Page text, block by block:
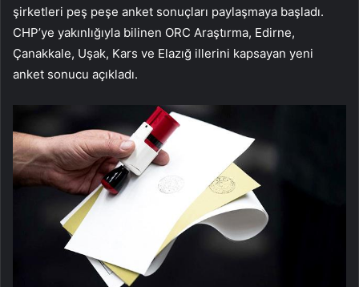
şirketleri peş peşe anket sonuçları paylaşmaya başladı.
CHP’ye yakınlığıyla bilinen ORC Araştırma, Edirne,
Çanakkale, Uşak, Kars ve Elazığ illerini kapsayan yeni
anket sonucu açıkladı.